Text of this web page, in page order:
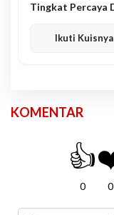
Tingkat Percaya
Ikuti
KOMENTAR
👍
0 0